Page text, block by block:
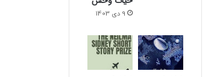
9 دی 1403